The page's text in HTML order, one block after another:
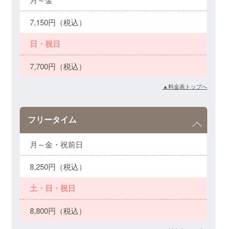
7,150円（税込）
日・祝日
7,700円（税込）
▲料金表トップへ
フリータイム
月～金・祝前日
8,250円（税込）
土・日・祝日
8,800円（税込）